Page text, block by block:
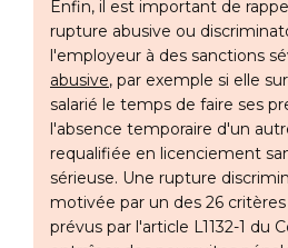
Enfin, il est important de
rupture abusive ou
l'employeur à des sanctions
abusive, par exemple si elle
salarié le temps de faire ses
l'absence temporaire d'un
requalifiée en licenciement
sérieuse. Une rupture
motivée par un des 26
prévus par l'article L1132-1 du